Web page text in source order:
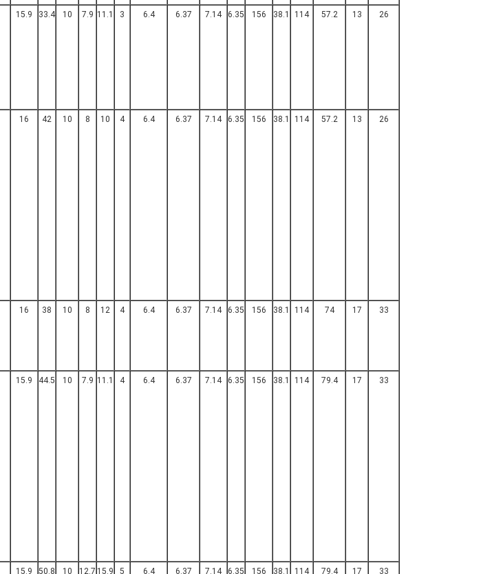
15.9 33.4 10 7.9 11.1 3 6.4 6.37 7.14 6.35 156 38.1 114 57.2 13 26
16 42 10 8 10 4 6.4 6.37 7.14 6.35 156 38.1 114 57.2 13 26
16 38 10 8 12 4 6.4 6.37 7.14 6.35 156 38.1 114 74 17 33
15.9 44.5 10 7.9 11.1 4 6.4 6.37 7.14 6.35 156 38.1 114 79.4 17 33
15.9 50.8 10 12.7 15.9 5 6.4 6.37 7.14 6.35 156 38.1 114 79.4 17 33